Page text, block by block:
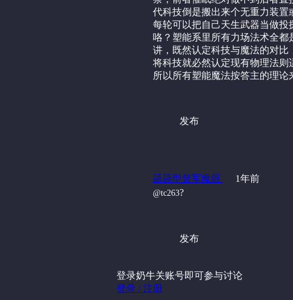
代科技倒是搬出来个无重力装
每轮可以把自己天生武器当做
咯？塑能系里所有力场法术全
讲，既然认定科技与魔法的对比
将科技就必然认定现有物理法
所以所有塑能魔法按答主的理
发布
舔舔型督军魔眼 1年前
@tc263?
发布
登录奶牛关账号即可参与讨论
登录 / 注册